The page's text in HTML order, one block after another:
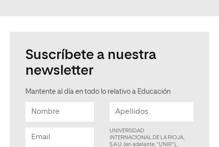
Suscríbete a nuestra
newsletter
Mantente al día en todo lo relativo a Educación